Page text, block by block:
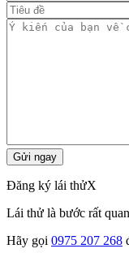
Đăng ký lái thửX
Lái thử là bước rất
Hãy gọi 0975 207 268